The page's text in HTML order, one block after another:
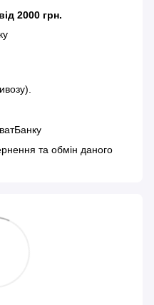
2000 грн.
та обмін даного